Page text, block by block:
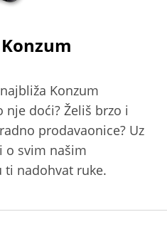
Konzum
doći? Želiš brzo i
prodavaonice? Uz
o svim našim
ti nadohvat ruke.